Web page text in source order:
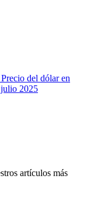
Precio del dólar en
2025
artículos más